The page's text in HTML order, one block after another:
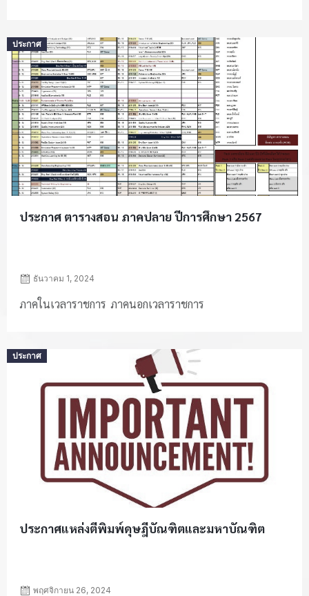
ประกาศ
ประกาศ ตารางสอน ภาคปลาย ปีการศึกษา 2567
Posted
on
ธันวาคม 1, 2024
ภาคในเวลาราชการ ภาคนอกเวลาราชการ
ประกาศ
ประกาศแหล่งตีพิมพ์ดุษฎีบัณฑิตและมหาบัณฑิต
Posted
on
พฤศจิกายน 26, 2024